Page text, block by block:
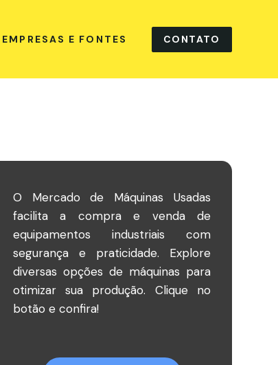
EMPRESAS E FONTES CONTATO
O Mercado de Máquinas Usadas
facilita a compra e venda de
equipamentos industriais com
segurança e praticidade. Explore
diversas opções de máquinas para
otimizar sua produção. Clique no
botão e confira!